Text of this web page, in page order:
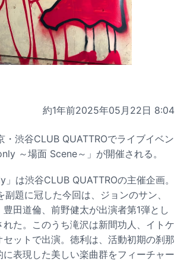
約1年前2025年05月22日 8:04
・渋谷CLUB QUATTROでライブイベン
～場面 Scene～」が開催される。
」は渋谷CLUB QUATTROの主催企画。
副題に冠した今回は、ジョンのサン、
田道倫、前野健太が出演者第1弾とし
れた。このうち滝沢は新間功人、イトケ
セットで出演。徳利は、活動初期の刹那
に表現した美しい楽曲群をフィーチャー